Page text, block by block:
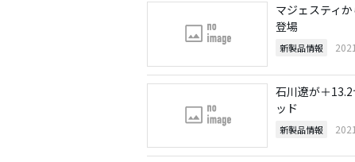
マジェスティ
登場
新製品情報
石川遼が＋
ッド
新製品情報